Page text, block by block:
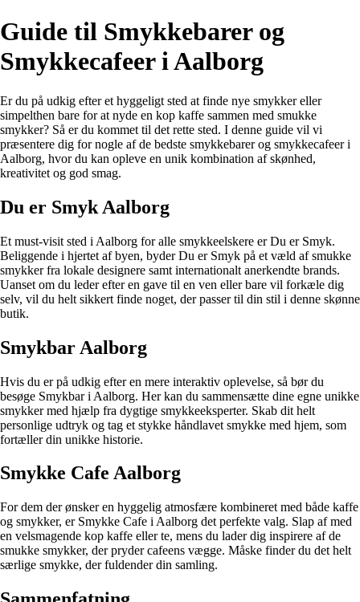
Guide til Smykkebarer og
Smykkecafeer i Aalborg
Er du på udkig efter et hyggeligt sted at finde nye smykker eller
simpelthen bare for at nyde en kop kaffe sammen med smukke
smykker? Så er du kommet til det rette sted. I denne guide vil vi
præsentere dig for nogle af de bedste smykkebarer og smykkecafeer i
Aalborg, hvor du kan opleve en unik kombination af skønhed,
kreativitet og god smag.
Du er Smyk Aalborg
Et must-visit sted i Aalborg for alle smykkeelskere er Du er Smyk.
Beliggende i hjertet af byen, byder Du er Smyk på et væld af smukke
smykker fra lokale designere samt internationalt anerkendte brands.
Uanset om du leder efter en gave til en ven eller bare vil forkæle dig
selv, vil du helt sikkert finde noget, der passer til din stil i denne skønne
butik.
Smykbar Aalborg
Hvis du er på udkig efter en mere interaktiv oplevelse, så bør du
besøge Smykbar i Aalborg. Her kan du sammensætte dine egne unikke
smykker med hjælp fra dygtige smykkeeksperter. Skab dit helt
personlige udtryk og tag et stykke håndlavet smykke med hjem, som
fortæller din unikke historie.
Smykke Cafe Aalborg
For dem der ønsker en hyggelig atmosfære kombineret med både kaffe
og smykker, er Smykke Cafe i Aalborg det perfekte valg. Slap af med
en velsmagende kop kaffe eller te, mens du lader dig inspirere af de
smukke smykker, der pryder cafeens vægge. Måske finder du det helt
særlige smykke, der fuldender din samling.